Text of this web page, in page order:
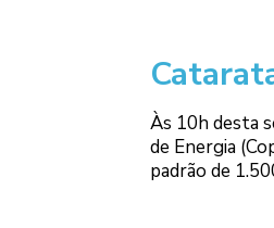
Às 10h desta
de Energia
padrão de